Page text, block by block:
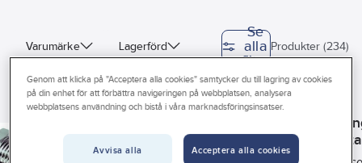
Varumärke Lagerförd
Har miljövarudeklaration (EPD)
Byggvarubedömningen
Se
alla
filter
Produkter (234)
EZZE
av metall, utv
EZZE
metall, inv gg
Sexkantsnipplar
av metall, utv
av
utv-
Genom att klicka på "Acceptera alla cookies" samtycker du till lagring av cookies
på din enhet för att förbättra navigeringen på webbplatsen, analysera
webbplatsens användning och bistå i våra marknadsföringsinsatser.
Avvisa alla Acceptera alla cookies